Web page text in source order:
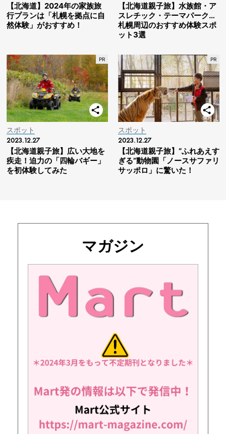
【北海道】2024年の家族旅
行プランは「札幌を拠点に自
然体験」がおすすめ！
【北海道親子旅】水族館・ア
スレチック・テーマパーク…
札幌周辺のおすすめ体験スポ
ット3選
スポット
2023.12.27
【北海道親子旅】広い大地を
疾走！迫力の「四輪バギー」
を初体験してみた
スポット
2023.12.27
【北海道親子旅】“ふれあえす
ぎる”動物園「ノースサファリ
サッポロ」に驚いた！
マガジン